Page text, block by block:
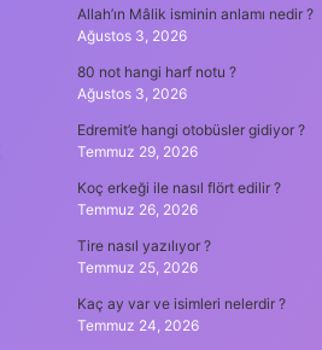
Allah’ın Mâlik isminin anlamı nedir ?
Ağustos 3, 2026
80 not hangi harf notu ?
Ağustos 3, 2026
Edremit’e hangi otobüsler gidiyor ?
Temmuz 29, 2026
Koç erkeği ile nasıl flört edilir ?
Temmuz 26, 2026
Tire nasıl yazılıyor ?
Temmuz 25, 2026
Kaç ay var ve isimleri nelerdir ?
Temmuz 24, 2026